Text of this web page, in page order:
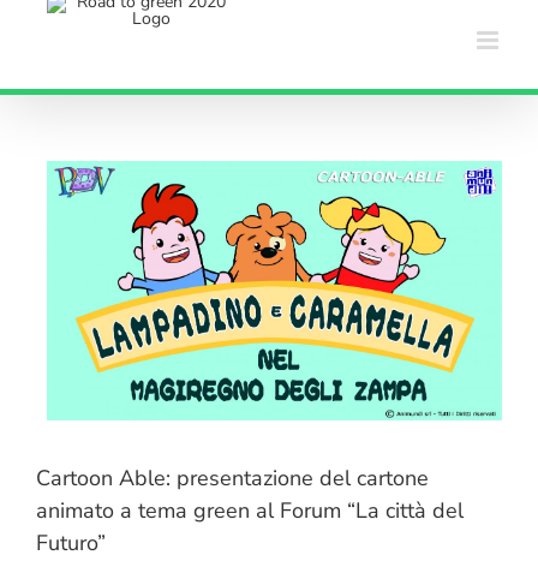
Cartoon Able: presentazione del cartone
animato a tema green al Forum “La città del
Futuro”